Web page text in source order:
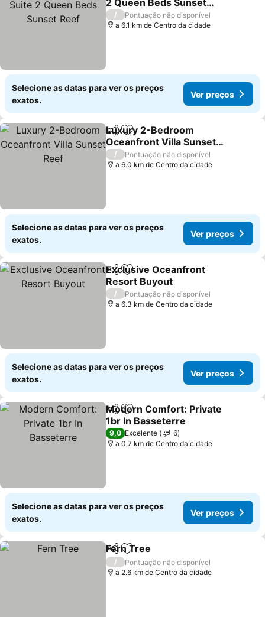
2 Queen Beds Sunset
Reef
Ver preços
/
Pontuação não disponível
a 6.1 km de Centro da cidade
Selecione as datas para ver os preços
exatos.
Ver preços
PartilharAdicionar aos favoritos
Luxury 2-Bedroom
Oceanfront Villa Sunset
Reef
Ver preços
/
Pontuação não disponível
a 6.0 km de Centro da cidade
Selecione as datas para ver os preços
exatos.
Ver preços
PartilharAdicionar aos favoritos
Exclusive Oceanfront
Resort Buyout
Ver preços
/
Pontuação não disponível
a 6.3 km de Centro da cidade
Selecione as datas para ver os preços
exatos.
Ver preços
PartilharAdicionar aos favoritos
Modern Comfort: Private
1br In Basseterre
Ver preços
9,0 Excelente
6
a 0.7 km de Centro da cidade
Selecione as datas para ver os preços
exatos.
Ver preços
PartilharAdicionar aos favoritos
Fern Tree
/
Pontuação não disponível
a 2.6 km de Centro da cidade